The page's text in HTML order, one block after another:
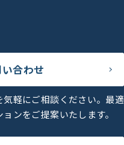
合わせ
気軽にご相談ください。最適
ンをご提案いたします。